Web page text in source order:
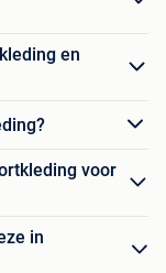
en
voor
in